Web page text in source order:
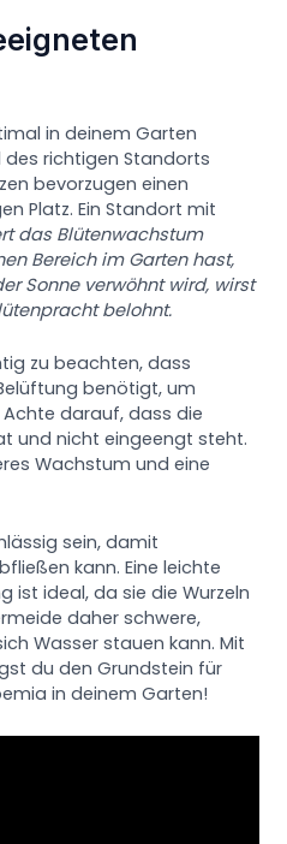
in deinem Garten
des richtigen Standorts
bevorzugen einen
Platz. Ein Standort mit
das Blütenwachstum
Bereich im Garten hast,
Sonne verwöhnt wird, wirst
belohnt.
zu beachten, dass
benötigt, um
darauf, dass die
und nicht eingeengt steht.
Wachstum und eine
sein, damit
kann. Eine leichte
ist ideal, da sie die Wurzeln
daher schwere,
Wasser stauen kann. Mit
du den Grundstein für
in deinem Garten!